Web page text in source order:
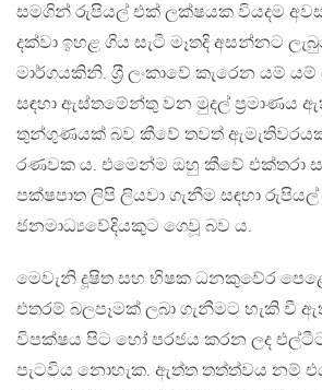
සමගින් රුපියල් එක් ලක්ෂයක වියදම
දක්වා ඉහළ ගිය සැටි මෑතදි අසන්නට
මාර්ගයකිනි. ශ‍්‍රී ලංකාවේ කැරෙන යම්
සඳහා ඇස්තමේන්තු වන මුදල් ප‍්‍රමාණය
තුන්ගුණයක් බව කීවේ තවත්
රණවක ය. එමෙන්ම ඔහු කීවේ එක්තරා
පක්ෂපාත ලිපි ලියවා ගැනීම සඳහා
ජනමාධ්‍යවේදියකුට ගෙවූ බව ය.
මෙවැනි දූෂිත සහ භිෂක ධනකුවේර
එතරම් බලපෑමක් ලබා ගැනීමට හැකි වී
විපක්ෂය පිට හෝ පරජය කරන ලද
පැටවිය නොහැක. ඇත්ත තත්ත්වය නම්